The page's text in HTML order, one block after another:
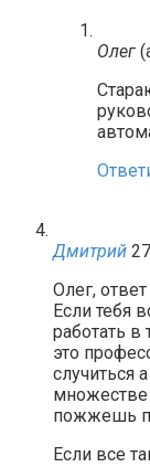
Олег
Дмитрий
Олег,
Если тебя
работать
это
случиться
множестве
пожжешь
Если все